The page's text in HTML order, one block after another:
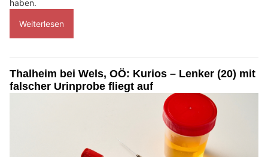
haben.
Weiterlesen
Thalheim bei Wels, OÖ: Kurios – Lenker (20) mit
falscher Urinprobe fliegt auf